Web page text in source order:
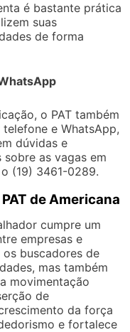
é bastante prática
suas
de forma
o PAT também
e WhatsApp,
dúvidas e
as vagas em
(19) 3461-0289.
de Americana
cumpre um
empresas e
buscadores de
mas também
movimentação
de
da força
e fortalece